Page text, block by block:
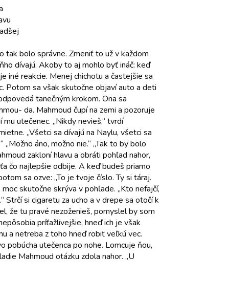
bolo správne. Zmeniť to už v každom
dívajú. Akoby to aj mohlo byť ináč: keď
iné reakcie. Menej chichotu a častejšie sa
Potom sa však skutočne objaví auto a deti
tanečným krokom. Ona sa
da. Mahmoud čupí na zemi a pozoruje
utečenec. „Nikdy nevieš,“ tvrdí
„Všetci sa dívajú na Naylu, všetci sa
áno, možno nie.“ „Tak to by bolo
zakloní hlavu a obráti pohľad nahor,
čo najlepšie odbije. A keď budeš priamo
sa ozve: „To je tvoje číslo. Ty si táraj.
skutočne skrýva v pohľade. „Kto nefajčí,
Strčí si cigaretu za ucho a v drepe sa otočí k
že tu pravé nezoženieš, pomyslel by som
príťažlivejšie, hneď ich je však
a netreba z toho hneď robiť veľkú vec.
pobúcha utečenca po nohe. Lomcuje ňou,
Mahmoud otázku zdola nahor. „U